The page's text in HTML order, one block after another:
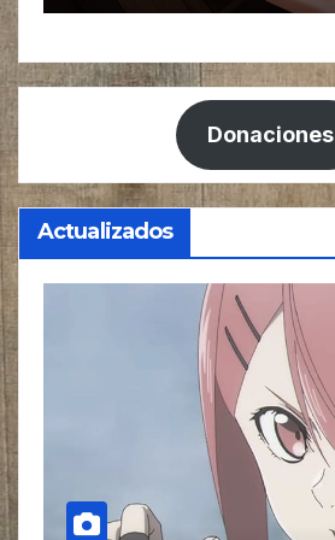
Donaciones
Actualizados